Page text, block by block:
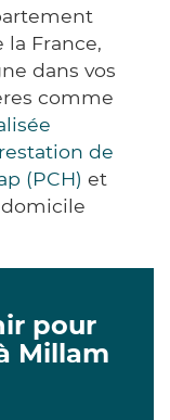
France,
dans vos
comme
de
(PCH) et
pour
Millam